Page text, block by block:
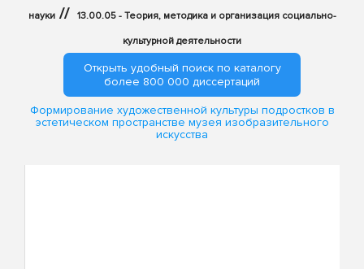
науки // 13.00.05 - Теория, методика и организация социально-
культурной деятельности
Открыть удобный поиск по каталогу
более 800 000 диссертаций
Формирование художественной культуры подростков в
эстетическом пространстве музея изобразительного
искусства